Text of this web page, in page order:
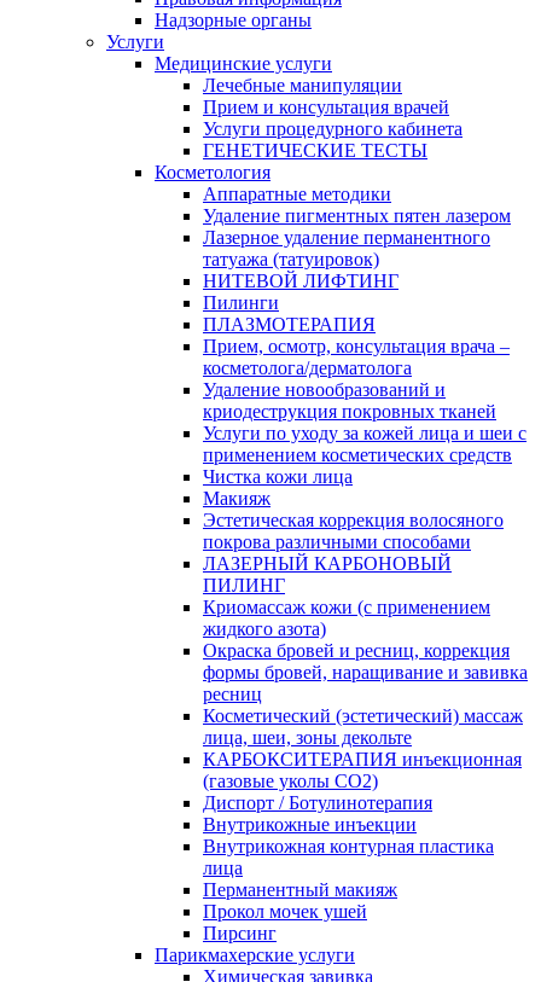
Надзорные органы
Услуги
Медицинские услуги
Лечебные манипуляции
Прием и консультация врачей
Услуги процедурного кабинета
ГЕНЕТИЧЕСКИЕ ТЕСТЫ
Косметология
Аппаратные методики
Удаление пигментных пятен лазером
Лазерное удаление перманентного
татуажа (татуировок)
НИТЕВОЙ ЛИФТИНГ
Пилинги
ПЛАЗМОТЕРАПИЯ
Прием, осмотр, консультация врача –
косметолога/дерматолога
Удаление новообразований и
криодеструкция покровных тканей
Услуги по уходу за кожей лица и шеи с
применением косметических средств
Чистка кожи лица
Макияж
Эстетическая коррекция волосяного
покрова различными способами
ЛАЗЕРНЫЙ КАРБОНОВЫЙ
ПИЛИНГ
Криомассаж кожи (с применением
жидкого азота)
Окраска бровей и ресниц, коррекция
формы бровей, наращивание и завивка
ресниц
Косметический (эстетический) массаж
лица, шеи, зоны декольте
КАРБОКСИТЕРАПИЯ инъекционная
(газовые уколы СО2)
Диспорт / Ботулинотерапия
Внутрикожные инъекции
Внутрикожная контурная пластика
лица
Перманентный макияж
Прокол мочек ушей
Пирсинг
Парикмахерские услуги
Химическая завивка